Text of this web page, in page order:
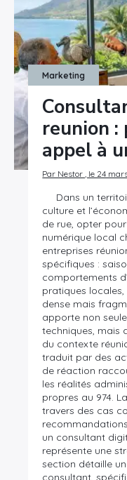
Marketing
reunion
appel à
Par Nestor , le 24
Dans un
culture et
de rue, opter
numérique local
entreprises
spécifiques :
comportements
pratiques
dense mais
apporte non
techniques, mais
du contexte
traduit par des
de réaction
les réalités
propres au 974.
travers des cas
un consultant
représente une
section détaille
consultant,